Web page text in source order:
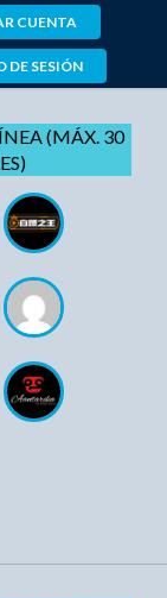
CUENTA
DE SESIÓN
(MÁX. 30